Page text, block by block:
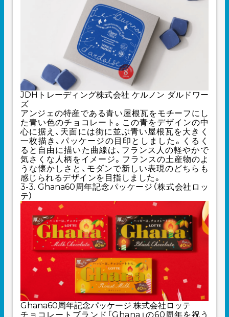
JDHトレーディング株式会社 ケルノン ダルドワー
ズ
アンジェの特産である青い屋根瓦をモチーフにし
た青い色のチョコレート。この青をデザインの中
心に据え、天面には街に並ぶ青い屋根瓦を大きく
一枚描き、パッケージの目印としました。くるく
ると自由に描いた曲線は、フランス人の軽やかで
気さくな人柄をイメージ。フランスの土産物のよ
うな懐かしさと、モダンで新しい表現のどちらも
感じられるデザインを目指しました。
3-3. Ghana60周年記念パッケージ（株式会社ロッ
テ）
Ghana60周年記念パッケージ 株式会社ロッテ
チョコレートブランド「Ghana」の60周年を祝う